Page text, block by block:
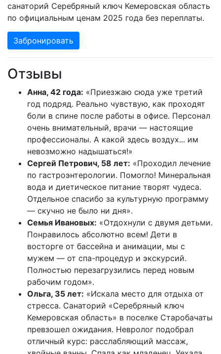
санаторий Серебряный ключ Кемеровская область
по официальным ценам 2025 года без переплаты.
Забронировать
Отзывы
Анна, 42 года: «Приезжаю сюда уже третий
год подряд. Реально чувствую, как проходят
боли в спине после работы в офисе. Персонал
очень внимательный, врачи — настоящие
профессионалы. А какой здесь воздух... им
невозможно надышаться!»
Сергей Петрович, 58 лет: «Проходил лечение
по гастроэнтерологии. Помогло! Минеральная
вода и диетическое питание творят чудеса.
Отдельное спасибо за культурную программу
— скучно не было ни дня».
Семья Ивановых: «Отдохнули с двумя детьми.
Понравилось абсолютно всем! Дети в
восторге от бассейна и анимации, мы с
мужем — от спа-процедур и экскурсий.
Полностью перезагрузились перед новым
рабочим годом».
Ольга, 35 лет: «Искала место для отдыха от
стресса. Санаторий «Серебряный ключ
Кемеровская область» в поселке Старобачаты
превзошел ожидания. Невролог подобрал
отличный курс: расслабляющий массаж,